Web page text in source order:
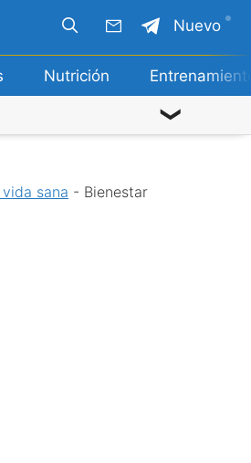
Nutrición
Nuevo
sana - Bienestar